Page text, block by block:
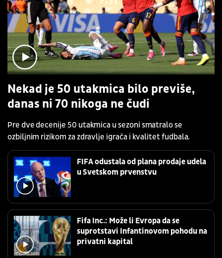
Nekad je 50 utakmica bilo previše,
danas ni 70 nikoga ne čudi
Pre dve decenije 50 utakmica u sezoni smatralo se
ozbiljnim rizikom za zdravlje igrača i kvalitet fudbala.
FIFA odustala od plana prodaje udela
u Svetskom prvenstvu
Fifa Inc.: Može li Evropa da se
suprotstavi Infantinovom pohodu na
privatni kapital